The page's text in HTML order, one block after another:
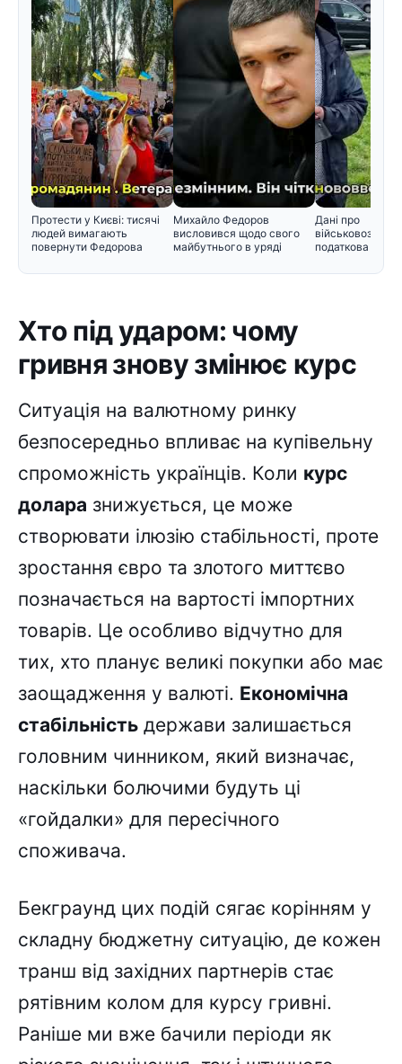
Протести у Києві: тисячі
людей вимагають
повернути Федорова
Михайло Федоров
висловився щодо свого
майбутнього в уряді
Дані про
податкова
Хто під ударом: чому
гривня знову змінює курс
Ситуація на валютному ринку
безпосередньо впливає на купівельну
спроможність українців. Коли курс
долара знижується, це може
створювати ілюзію стабільності, проте
зростання євро та злотого миттєво
позначається на вартості імпортних
товарів. Це особливо відчутно для
тих, хто планує великі покупки або має
заощадження у валюті. Економічна
стабільність держави залишається
головним чинником, який визначає,
наскільки болючими будуть ці
«гойдалки» для пересічного
споживача.
Бекграунд цих подій сягає корінням у
складну бюджетну ситуацію, де кожен
транш від західних партнерів стає
рятівним колом для курсу гривні.
Раніше ми вже бачили періоди як